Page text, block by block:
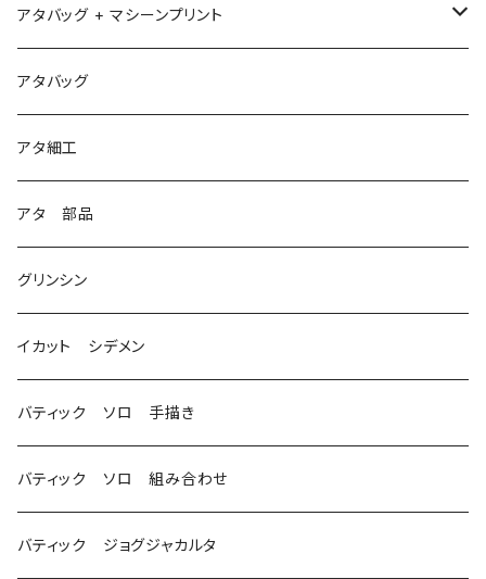
アタバッグ + マシーンプリント
1
2
3
アタバッグ
アタ細工
アタ 部品
グリンシン
イカット シデメン
バティック ソロ 手描き
バティック ソロ 組み合わせ
バティック ジョグジャカルタ